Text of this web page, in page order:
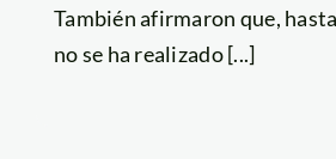
También afirmaron que,
no se ha realizado [...]